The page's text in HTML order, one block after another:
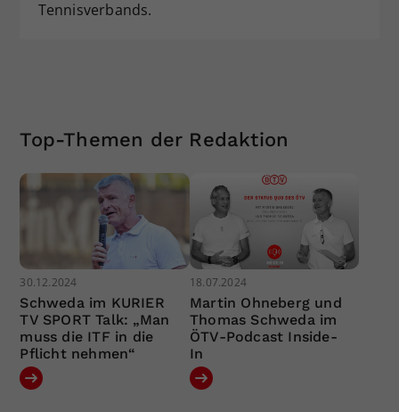
Tennisverbands.
Top-Themen der Redaktion
30.12.2024
Schweda im KURIER
TV SPORT Talk: „Man
muss die ITF in die
Pflicht nehmen“
18.07.2024
Martin Ohneberg und
Thomas Schweda im
ÖTV-Podcast Inside-
In